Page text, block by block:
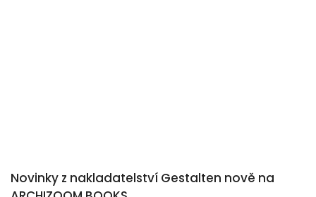
Novinky z nakladatelství Gestalten nově na